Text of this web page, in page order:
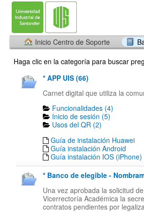
Inicio Centro de Soporte
Haga clic en la categoría para buscar
* APP UIS (66)
Carnet digital que utiliza la
Funcionalidades (4)
Inicio de sesión (5)
Usos del QR (2)
Guía de instalación Huawei
Guía instalación Android
Guía instalación IOS (iPhone)
* Banco de elegible -
Una vez aprobada la solicitud
Vicerrectoría Académica la
contratos pendientes por